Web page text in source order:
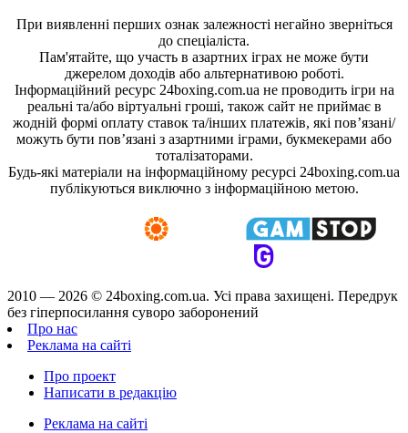
При виявленні перших ознак залежності негайно зверніться
до спеціаліста.
Пам'ятайте, що участь в азартних іграх не може бути
джерелом доходів або альтернативою роботі.
Інформаційний ресурс 24boxing.com.ua не проводить ігри на
реальні та/або віртуальні гроші, також сайт не приймає в
жодній формі оплату ставок та/інших платежів, які пов’язані/
можуть бути пов’язані з азартними іграми, букмекерами або
тоталізаторами.
Будь-які матеріали на інформаційному ресурсі 24boxing.com.ua
публікуються виключно з інформаційною метою.
2010 — 2026 © 24boxing.com.ua. Усi права захищенi. Передрук
без гіперпосилання суворо заборонений
Про нас
Реклама на сайті
Про проект
Написати в редакцію
Реклама на сайті